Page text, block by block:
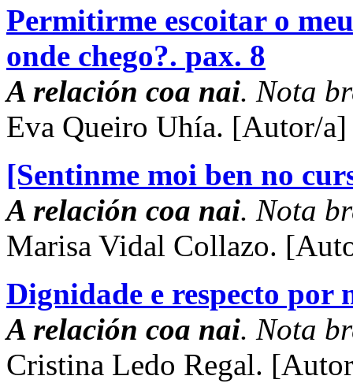
Permitirme escoitar o
onde chego?. pax. 8
A relación coa nai. Nota
Eva Queiro Uhía. [Autor/a]
[Sentinme moi ben no
A relación coa nai. Nota
Marisa Vidal Collazo.
Dignidade e respecto por
A relación coa nai. Nota
Cristina Ledo Regal.